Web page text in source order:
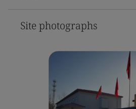
Site photographs